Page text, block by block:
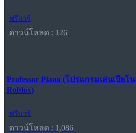
ฟรีแวร์
ดาวน์โหลด : 126
Professor Piano (โปรแกรมเล่นเปีย
Roblox)
ฟรีแวร์
ดาวน์โหลด : 1,086